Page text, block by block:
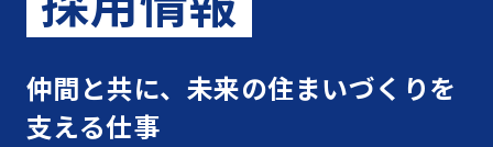
仲間と共に、未来の住まいづくりを
支える仕事